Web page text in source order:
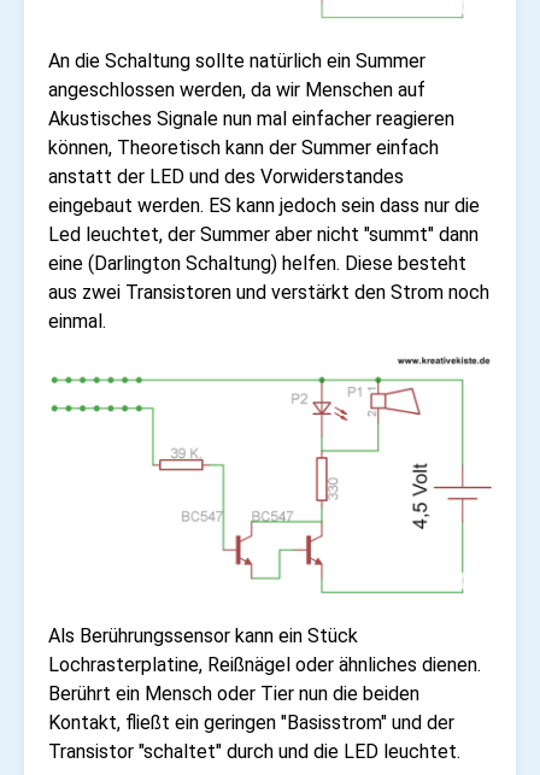
An die Schaltung sollte natürlich ein Summer
angeschlossen werden, da wir Menschen auf
Akustisches Signale nun mal einfacher reagieren
können, Theoretisch kann der Summer einfach
anstatt der LED und des Vorwiderstandes
eingebaut werden. ES kann jedoch sein dass nur die
Led leuchtet, der Summer aber nicht "summt" dann
eine (Darlington Schaltung) helfen. Diese besteht
aus zwei Transistoren und verstärkt den Strom noch
einmal.
Als Berührungssensor kann ein Stück
Lochrasterplatine, Reißnägel oder ähnliches dienen.
Berührt ein Mensch oder Tier nun die beiden
Kontakt, fließt ein geringen "Basisstrom" und der
Transistor "schaltet" durch und die LED leuchtet.